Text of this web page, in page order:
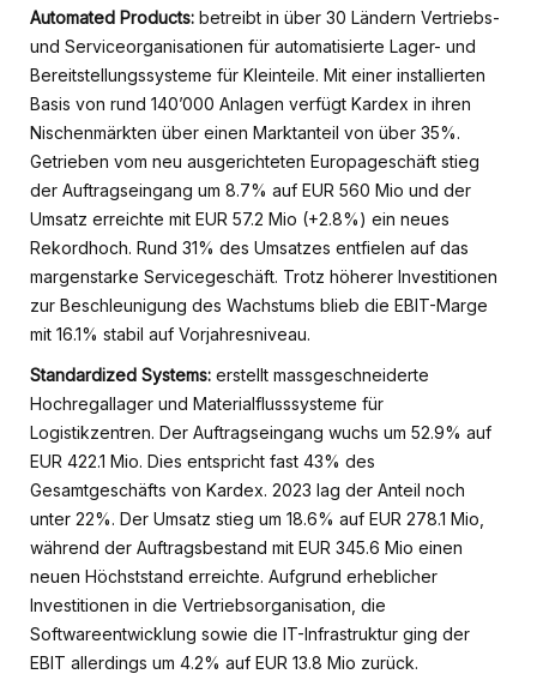
Automated Products: betreibt in über 30 Ländern Vertriebs-
und Serviceorganisationen für automatisierte Lager- und
Bereitstellungssysteme für Kleinteile. Mit einer installierten
Basis von rund 140’000 Anlagen verfügt Kardex in ihren
Nischenmärkten über einen Marktanteil von über 35%.
Getrieben vom neu ausgerichteten Europageschäft stieg
der Auftragseingang um 8.7% auf EUR 560 Mio und der
Umsatz erreichte mit EUR 57.2 Mio (+2.8%) ein neues
Rekordhoch. Rund 31% des Umsatzes entfielen auf das
margenstarke Servicegeschäft. Trotz höherer Investitionen
zur Beschleunigung des Wachstums blieb die EBIT-Marge
mit 16.1% stabil auf Vorjahresniveau.
Standardized Systems: erstellt massgeschneiderte
Hochregallager und Materialflusssysteme für
Logistikzentren. Der Auftragseingang wuchs um 52.9% auf
EUR 422.1 Mio. Dies entspricht fast 43% des
Gesamtgeschäfts von Kardex. 2023 lag der Anteil noch
unter 22%. Der Umsatz stieg um 18.6% auf EUR 278.1 Mio,
während der Auftragsbestand mit EUR 345.6 Mio einen
neuen Höchststand erreichte. Aufgrund erheblicher
Investitionen in die Vertriebsorganisation, die
Softwareentwicklung sowie die IT-Infrastruktur ging der
EBIT allerdings um 4.2% auf EUR 13.8 Mio zurück.